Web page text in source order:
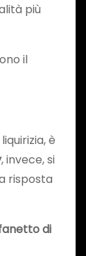
più
il
è
, invece, si
risposta
di